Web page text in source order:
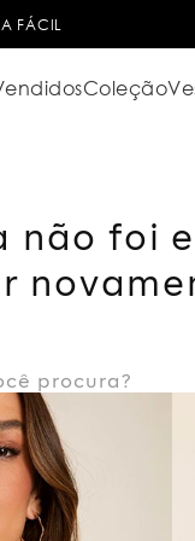
FÁCIL
Coleção
não foi